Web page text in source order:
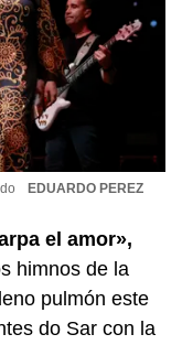
EDUARDO PEREZ
el amor»,
himnos de la
pulmón este
do Sar con la